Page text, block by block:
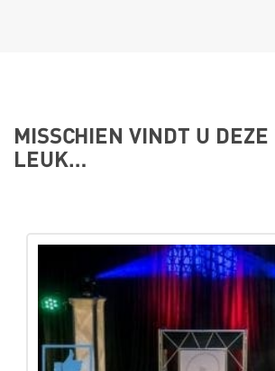
MISSCHIEN VINDT U DEZE
LEUK…